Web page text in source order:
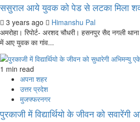
ससुराल आये युवक को पेड से लटका मिला
3 years ago
Himanshu Pal
अमरोहा। रिपोर्ट- अरशद चौधरी। हसनपुर सैद नगली
में आए युवक का गांव...
1 min read
अपना शहर
उत्तर प्रदेश
मुजफ्फरनगर
पुरकाजी में विद्यार्थियो के जीवन को सवारेंगी